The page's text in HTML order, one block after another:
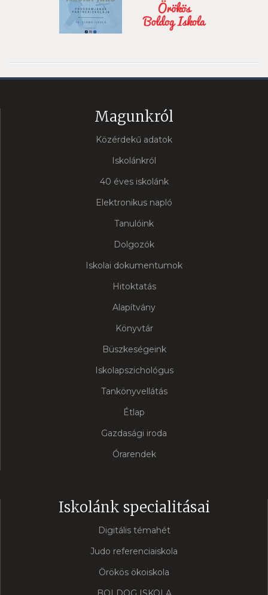
Magunkról
Közérdekű adatok
Iskolánkról
40 éves iskolánk
Elektronikus napló
Tanulóink
Dolgozók
Iskolai dokumentumok
Hitoktatás
Alapítvány
Könyvtár
Büszkeségeink
Iskolapszichológus
Tankönyvellátás
Étlap
Gazdasági iroda
Órarendek
Iskolánk specialitásai
Digitális témahét
Judo referenciaiskola
Örökös ökoiskola